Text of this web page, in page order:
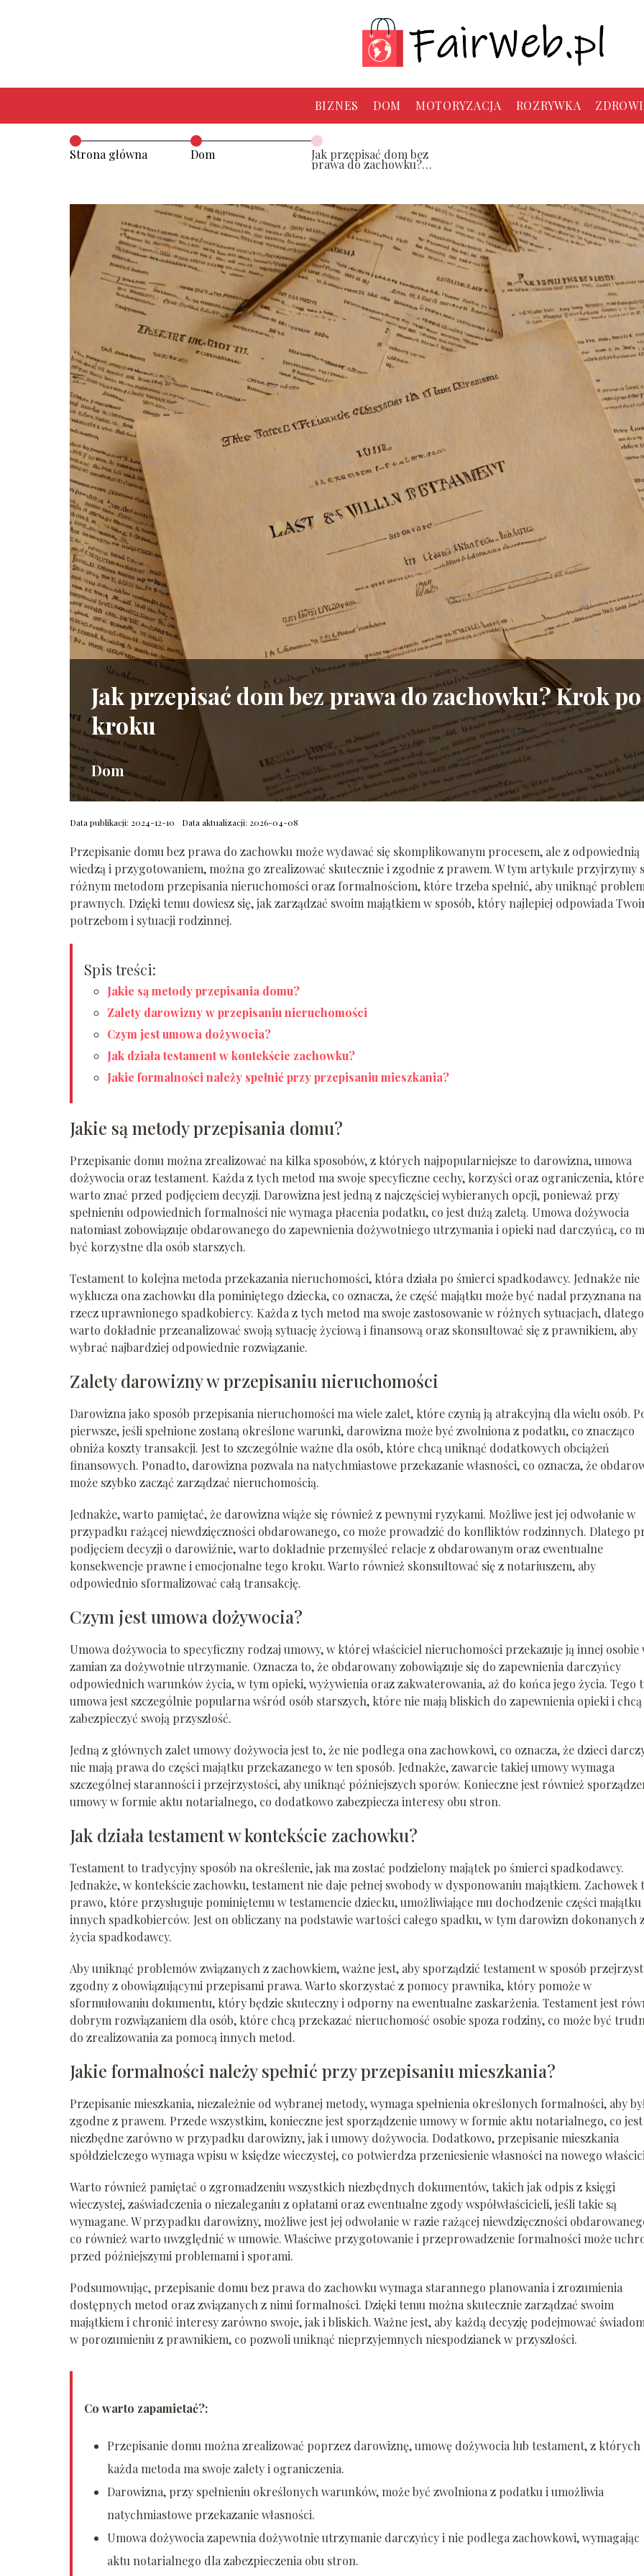
BIZNES DOM MOTORYZACJA ROZRYWKA
Strona główna Dom Jak przepisać dom bez
prawa do zachowku?
Krok po kroku
Jak przepisać dom bez prawa do zachowku? Krok po
kroku
Dom
Data publikacji: 2024-12-10 Data aktualizacji: 2026-04-08
Przepisanie domu bez prawa do zachowku może wydawać się skomplikowanym procesem, ale z odpowiednią
wiedzą i przygotowaniem, można go zrealizować skutecznie i zgodnie z prawem. W tym artykule przyjrzymy
różnym metodom przepisania nieruchomości oraz formalnościom, które trzeba spełnić, aby uniknąć
prawnych. Dzięki temu dowiesz się, jak zarządzać swoim majątkiem w sposób, który najlepiej odpowiada
potrzebom i sytuacji rodzinnej.
Spis treści:
Jakie są metody przepisania domu?
Zalety darowizny w przepisaniu nieruchomości
Czym jest umowa dożywocia?
Jak działa testament w kontekście zachowku?
Jakie formalności należy spełnić przy przepisaniu mieszkania?
Jakie są metody przepisania domu?
Przepisanie domu można zrealizować na kilka sposobów, z których najpopularniejsze to darowizna, umowa
dożywocia oraz testament. Każda z tych metod ma swoje specyficzne cechy, korzyści oraz ograniczenia, które
warto znać przed podjęciem decyzji. Darowizna jest jedną z najczęściej wybieranych opcji, ponieważ przy
spełnieniu odpowiednich formalności nie wymaga płacenia podatku, co jest dużą zaletą. Umowa dożywocia
natomiast zobowiązuje obdarowanego do zapewnienia dożywotniego utrzymania i opieki nad darczyńcą, co
być korzystne dla osób starszych.
Testament to kolejna metoda przekazania nieruchomości, która działa po śmierci spadkodawcy. Jednakże nie
wyklucza ona zachowku dla pominiętego dziecka, co oznacza, że część majątku może być nadal przyznana na
rzecz uprawnionego spadkobiercy. Każda z tych metod ma swoje zastosowanie w różnych sytuacjach, dlatego
warto dokładnie przeanalizować swoją sytuację życiową i finansową oraz skonsultować się z prawnikiem, aby
wybrać najbardziej odpowiednie rozwiązanie.
Zalety darowizny w przepisaniu nieruchomości
Darowizna jako sposób przepisania nieruchomości ma wiele zalet, które czynią ją atrakcyjną dla wielu osób.
pierwsze, jeśli spełnione zostaną określone warunki, darowizna może być zwolniona z podatku, co znacząco
obniża koszty transakcji. Jest to szczególnie ważne dla osób, które chcą uniknąć dodatkowych obciążeń
finansowych. Ponadto, darowizna pozwala na natychmiastowe przekazanie własności, co oznacza, że
może szybko zacząć zarządzać nieruchomością.
Jednakże, warto pamiętać, że darowizna wiąże się również z pewnymi ryzykami. Możliwe jest jej odwołanie w
przypadku rażącej niewdzięczności obdarowanego, co może prowadzić do konfliktów rodzinnych. Dlatego
podjęciem decyzji o darowiźnie, warto dokładnie przemyśleć relacje z obdarowanym oraz ewentualne
konsekwencje prawne i emocjonalne tego kroku. Warto również skonsultować się z notariuszem, aby
odpowiednio sformalizować całą transakcję.
Czym jest umowa dożywocia?
Umowa dożywocia to specyficzny rodzaj umowy, w której właściciel nieruchomości przekazuje ją innej osobie
zamian za dożywotnie utrzymanie. Oznacza to, że obdarowany zobowiązuje się do zapewnienia darczyńcy
odpowiednich warunków życia, w tym opieki, wyżywienia oraz zakwaterowania, aż do końca jego życia. Tego
umowa jest szczególnie popularna wśród osób starszych, które nie mają bliskich do zapewnienia opieki i chcą
zabezpieczyć swoją przyszłość.
Jedną z głównych zalet umowy dożywocia jest to, że nie podlega ona zachowkowi, co oznacza, że dzieci
nie mają prawa do części majątku przekazanego w ten sposób. Jednakże, zawarcie takiej umowy wymaga
szczególnej staranności i przejrzystości, aby uniknąć późniejszych sporów. Konieczne jest również
umowy w formie aktu notarialnego, co dodatkowo zabezpiecza interesy obu stron.
Jak działa testament w kontekście zachowku?
Testament to tradycyjny sposób na określenie, jak ma zostać podzielony majątek po śmierci spadkodawcy.
Jednakże, w kontekście zachowku, testament nie daje pełnej swobody w dysponowaniu majątkiem. Zachowek
prawo, które przysługuje pominiętemu w testamencie dziecku, umożliwiające mu dochodzenie części
innych spadkobierców. Jest on obliczany na podstawie wartości całego spadku, w tym darowizn dokonanych
życia spadkodawcy.
Aby uniknąć problemów związanych z zachowkiem, ważne jest, aby sporządzić testament w sposób
zgodny z obowiązującymi przepisami prawa. Warto skorzystać z pomocy prawnika, który pomoże w
sformułowaniu dokumentu, który będzie skuteczny i odporny na ewentualne zaskarżenia. Testament jest
dobrym rozwiązaniem dla osób, które chcą przekazać nieruchomość osobie spoza rodziny, co może być
do zrealizowania za pomocą innych metod.
Jakie formalności należy spełnić przy przepisaniu mieszkania?
Przepisanie mieszkania, niezależnie od wybranej metody, wymaga spełnienia określonych formalności, aby
zgodne z prawem. Przede wszystkim, konieczne jest sporządzenie umowy w formie aktu notarialnego, co jest
niezbędne zarówno w przypadku darowizny, jak i umowy dożywocia. Dodatkowo, przepisanie mieszkania
spółdzielczego wymaga wpisu w księdze wieczystej, co potwierdza przeniesienie własności na nowego
Warto również pamiętać o zgromadzeniu wszystkich niezbędnych dokumentów, takich jak odpis z księgi
wieczystej, zaświadczenia o niezaleganiu z opłatami oraz ewentualne zgody współwłaścicieli, jeśli takie są
wymagane. W przypadku darowizny, możliwe jest jej odwołanie w razie rażącej niewdzięczności
co również warto uwzględnić w umowie. Właściwe przygotowanie i przeprowadzenie formalności może
przed późniejszymi problemami i sporami.
Podsumowując, przepisanie domu bez prawa do zachowku wymaga starannego planowania i zrozumienia
dostępnych metod oraz związanych z nimi formalności. Dzięki temu można skutecznie zarządzać swoim
majątkiem i chronić interesy zarówno swoje, jak i bliskich. Ważne jest, aby każdą decyzję podejmować
w porozumieniu z prawnikiem, co pozwoli uniknąć nieprzyjemnych niespodzianek w przyszłości.
Co warto zapamietać?:
Przepisanie domu można zrealizować poprzez darowiznę, umowę dożywocia lub testament, z których
każda metoda ma swoje zalety i ograniczenia.
Darowizna, przy spełnieniu określonych warunków, może być zwolniona z podatku i umożliwia
natychmiastowe przekazanie własności.
Umowa dożywocia zapewnia dożywotnie utrzymanie darczyńcy i nie podlega zachowkowi, wymagając
aktu notarialnego dla zabezpieczenia obu stron.